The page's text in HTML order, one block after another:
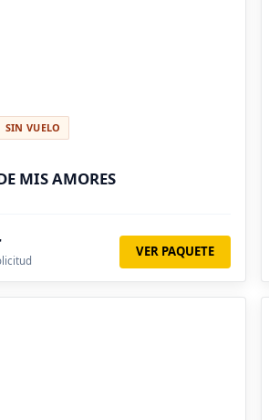
SIN VUELO
MIS AMORES
VER PAQUETE